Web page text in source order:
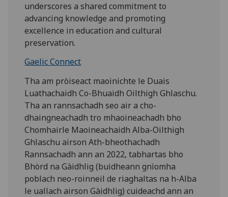
underscores a shared commitment to
advancing knowledge and promoting
excellence in education and cultural
preservation.
Gaelic Connect
Tha am pròiseact maoinichte le Duais
Luathachaidh Co-Bhuaidh Oilthigh Ghlaschu.
Tha an rannsachadh seo air a cho-
dhaingneachadh tro mhaoineachadh bho
Chomhairle Maoineachaidh Alba-Oilthigh
Ghlaschu airson Ath-bheothachadh
Rannsachadh ann an 2022, tabhartas bho
Bhòrd na Gàidhlig (buidheann gnìomha
poblach neo-roinneil de riaghaltas na h-Alba
le uallach airson Gàidhlig) cuideachd ann an